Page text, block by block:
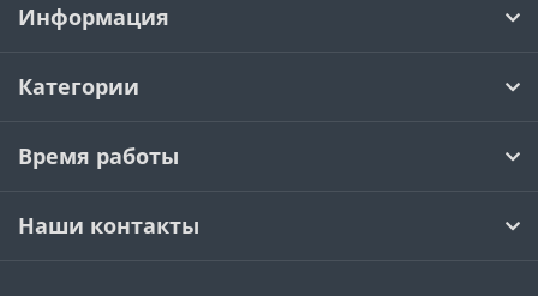
Информация
Категории
Время работы
Наши контакты